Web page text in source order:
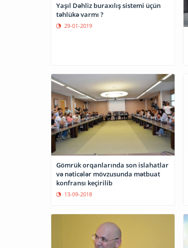
Yaşıl Dəhliz buraxılış sistemi üçün
təhlükə varmı ?
29-01-2019
Gömrük orqanlarında son islahatlar
və nəticələr mövzusunda mətbuat
konfransı keçirilib
13-09-2018